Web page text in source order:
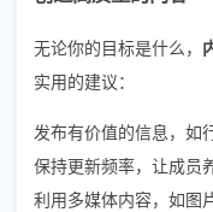
无论你的目标是什么，
实用的建议：
发布有价值的信息，如
保持更新频率，让成员
利用多媒体内容，如图